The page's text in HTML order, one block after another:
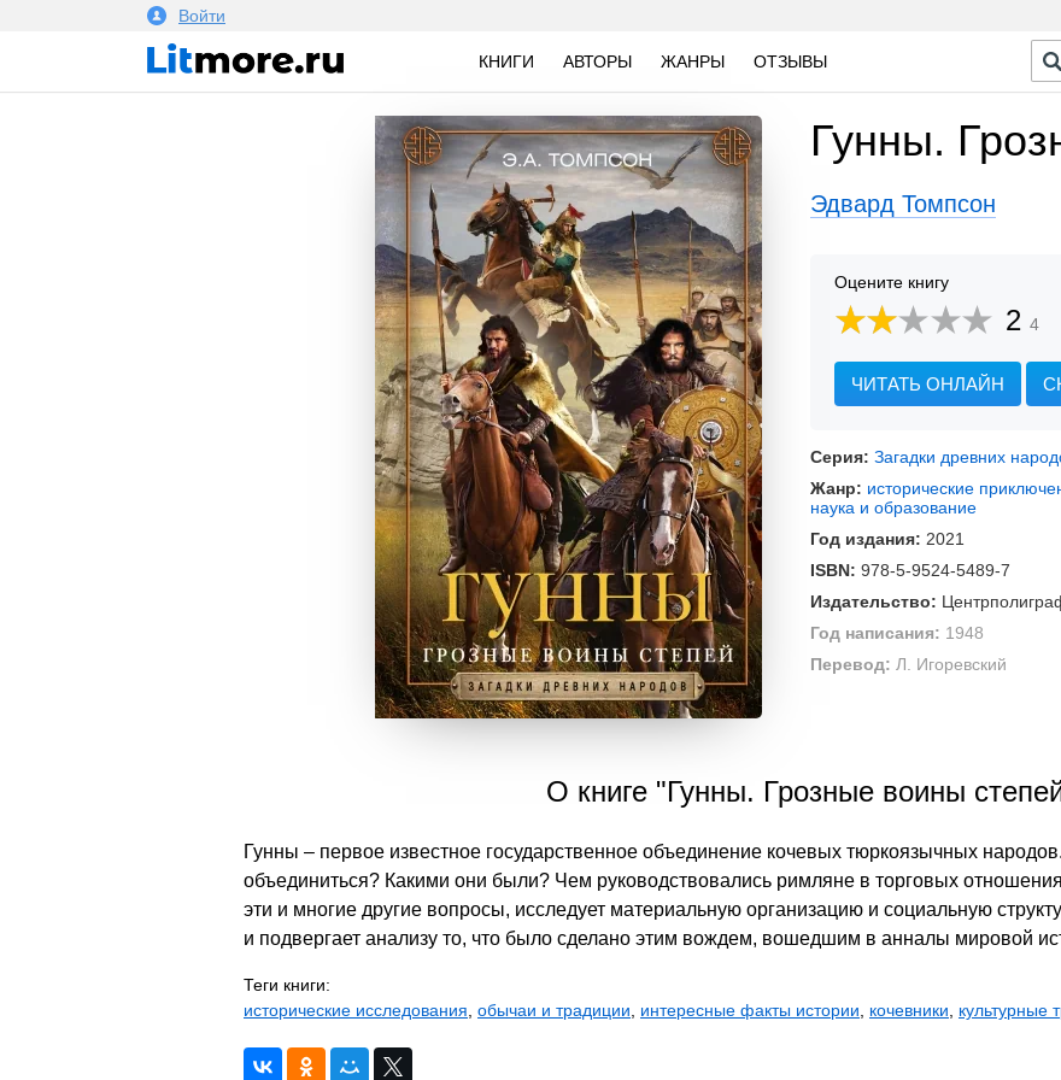
Войти
КНИГИ АВТОРЫ ЖАНРЫ ОТЗЫВЫ
Гунны.
Эдвард Томпсон
Оцените книгу
2 4
ЧИТАТЬ ОНЛАЙН
Серия: Загадки древних
Жанр: исторические
наука и образование
Год издания: 2021
ISBN: 978-5-9524-5489-7
Издательство:
Год написания: 1948
Перевод: Л. Игоревский
О книге "Гунны. Грозные воины
Гунны – первое известное государственное объединение кочевых тюркоязычных
объединиться? Какими они были? Чем руководствовались римляне в торговых
эти и многие другие вопросы, исследует материальную организацию и социальную
и подвергает анализу то, что было сделано этим вождем, вошедшим в анналы мировой
Теги книги:
исторические исследования обычаи и традиции интересные факты истории кочевники культурные